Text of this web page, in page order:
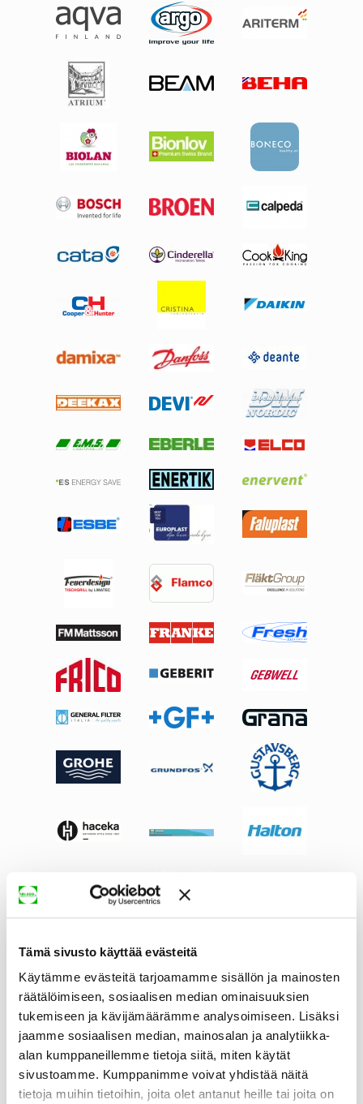
Tämä sivusto käyttää evästeitä
Käytämme evästeitä tarjoamamme sisällön ja mainosten
räätälöimiseen, sosiaalisen median ominaisuuksien
tukemiseen ja kävijämäärämme analysoimiseen. Lisäksi
jaamme sosiaalisen median, mainosalan ja analytiikka-
alan kumppaneillemme tietoja siitä, miten käytät
sivustoamme. Kumppanimme voivat yhdistää näitä
tietoja muihin tietoihin, joita olet antanut heille tai joita on